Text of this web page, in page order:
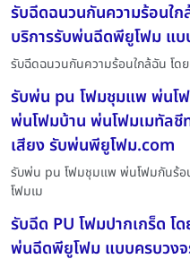
รับฉีดฉนวนกันความร้อนใ
บริการรับพ่นฉีดพียูโฟม แบ
รับฉีดฉนวนกันความร้อนใกล้ฉัน โ
รับพ่น pu โฟมชุมแพ พ่นโ
พ่นโฟมบ้าน พ่นโฟมเมทัล
เสียง รับพ่นพียูโฟม.com
รับพ่น pu โฟมชุมแพ พ่นโฟมกันร้อ
โฟมเม
รับฉีด PU โฟมปากเกร็ด
พ่นฉีดพียูโฟม แบบครบวงจ